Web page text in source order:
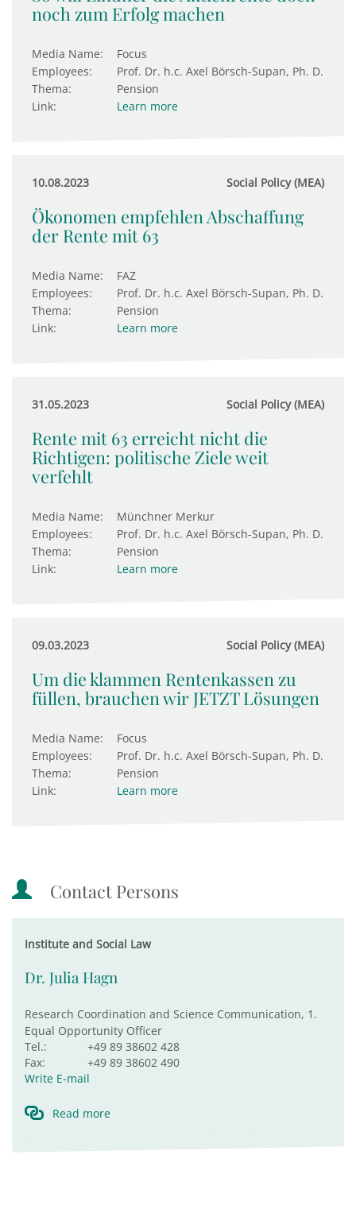
noch zum Erfolg machen
Media Name:
Focus
Employees:
Prof. Dr. h.c. Axel Börsch-Supan, Ph. D.
Thema:
Pension
Link:
Learn more
10.08.2023 Social Policy (MEA)
Ökonomen empfehlen Abschaffung
der Rente mit 63
Media Name:
FAZ
Employees:
Prof. Dr. h.c. Axel Börsch-Supan, Ph. D.
Thema:
Pension
Link:
Learn more
31.05.2023 Social Policy (MEA)
Rente mit 63 erreicht nicht die
Richtigen: politische Ziele weit
verfehlt
Media Name:
Münchner Merkur
Employees:
Prof. Dr. h.c. Axel Börsch-Supan, Ph. D.
Thema:
Pension
Link:
Learn more
09.03.2023 Social Policy (MEA)
Um die klammen Rentenkassen zu
füllen, brauchen wir JETZT Lösungen
Media Name:
Focus
Employees:
Prof. Dr. h.c. Axel Börsch-Supan, Ph. D.
Thema:
Pension
Link:
Learn more
Contact Persons
Institute and Social Law
Dr. Julia Hagn
Research Coordination and Science Communication, 1.
Equal Opportunity Officer
Tel.:
+49 89 38602 428
Fax:
+49 89 38602 490
Write E-mail
Read more